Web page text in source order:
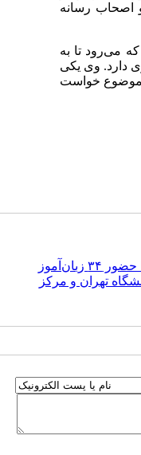
اصحاب رسانه
می‌رود تا به
دارد. وی یکی
‌موضوع خواست
تهران و مرکز